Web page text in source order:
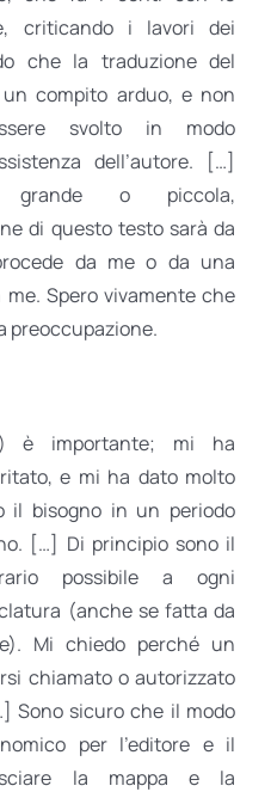
criticando i lavori dei
che la traduzione del
compito arduo, e non
svolto in modo
dell’autore. […]
grande o piccola,
di questo testo sarà da
da me o da una
Spero vivamente che
preoccupazione.
è importante; mi ha
e mi ha dato molto
il bisogno in un periodo
[…] Di principio sono il
possibile a ogni
(anche se fatta da
Mi chiedo perché un
chiamato o autorizzato
Sono sicuro che il modo
per l’editore e il
la mappa e la